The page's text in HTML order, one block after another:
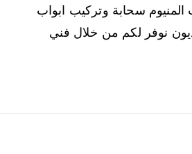
المنيوم سحابة وتركيب ابواب
نوفر لكم من خلال فني